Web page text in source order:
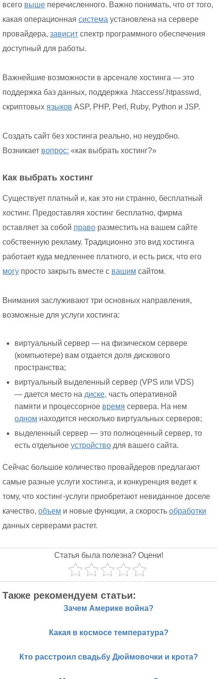
всего выше перечисленного. Важно понимать, что от того,
какая операционная система установлена на сервере
провайдера, зависит спектр программного обеспечения
доступный для работы.
Важнейшие возможности в арсенале хостинга — это
поддержка баз данных, поддержка .htaccess/.htpasswd,
скриптовых языков ASP, PHP, Perl, Ruby, Python и JSP.
Создать сайт без хостинга реально, но неудобно.
Возникает вопрос: «как выбрать хостинг?»
Как выбрать хостинг
Существует платный и, как это ни странно, бесплатный
хостинг. Предоставляя хостинг бесплатно, фирма
оставляет за собой право разместить на вашем сайте
собственную рекламу. Традиционно это вид хостинга
работает куда медленнее платного, и есть риск, что его
могу просто закрыть вместе с вашим сайтом.
Внимания заслуживают три основных направления,
возможные для услуги хостинга:
виртуальный сервер — на физическом сервере
(компьютере) вам отдается доля дискового
пространства;
виртуальный выделенный сервер (VPS или VDS)
— дается место на диске, часть оперативной
памяти и процессорное время сервера. На нем
одном находится несколько виртуальных серверов;
выделенный сервер — это полноценный сервер, то
есть отдельное устройство для вашего сайта.
Сейчас большое количество провайдеров предлагают
самые разные услуги хостинга, и конкуренция ведет к
тому, что хостинг-услуги приобретают невиданное доселе
качество, объем и новые функции, а скорость обработки
данных серверами растет.
Статья была полезна? Оцени!
Также рекомендуем статьи:
Зачем Америке война?
Какая в космосе температура?
Кто расстроил свадьбу Дюймовочки и крота?